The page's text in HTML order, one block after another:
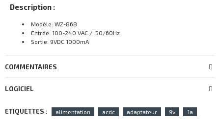
Description :
Modèle: WZ-868
Entrée: 100-240 VAC / 50/60Hz
Sortie: 9VDC 1000mA
COMMENTAIRES
LOGICIEL
ETIQUETTES : alimentation acdc adaptateur 9v 1a